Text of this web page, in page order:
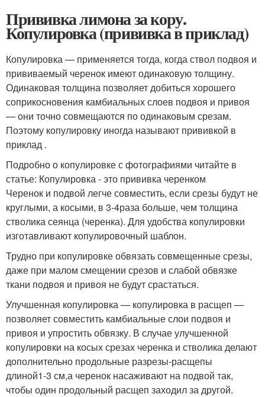
Прививка лимона за кору.
Копулировка (прививка в приклад)
Копулировка — применяется тогда, когда ствол подвоя и
прививаемый черенок имеют одинаковую толщину.
Одинаковая толщина позволяет добиться хорошего
соприкосновения камбиальных слоев подвоя и привоя
— они точно совмещаются по одинаковым срезам.
Поэтому копулировку иногда называют прививкой в
приклад .
Подробно о копулировке с фотографиями читайте в
статье: Копулировка - это прививка черенком
Черенок и подвой легче совместить, если срезы будут не
круглыми, а косыми, в 3-4раза больше, чем толщина
стволика сеянца (черенка). Для удобства копулировки
изготавливают копулировочный шаблон.
Трудно при копулировке обвязать совмещенные срезы,
даже при малом смещении срезов и слабой обвязке
ткани подвоя и привоя не будут срастаться.
Улучшенная копулировка — копулировка в расщеп —
позволяет совместить камбиальные слои подвоя и
привоя и упростить обвязку. В случае улучшенной
копулировки на косых срезах черенка и стволика делают
дополнительно продольные разрезы-расщепы
длиной1-3 см,а черенок насаживают на подвой так,
чтобы один продольный расщеп заходил за другой.